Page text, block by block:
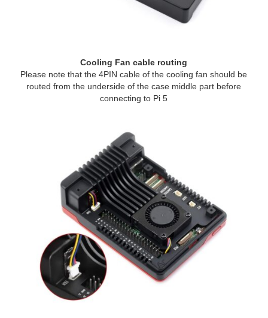
Cooling Fan cable routing
Please note that the 4PIN cable of the cooling fan should be
routed from the underside of the case middle part before
connecting to Pi 5